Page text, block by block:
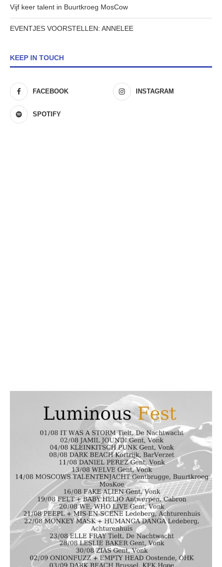
Vijf keer talent in Buurtkroeg MosCow
EVENTJES VOORSTELLEN: ANNELEE
KEEP IN TOUCH
FACEBOOK INSTAGRAM
SPOTIFY